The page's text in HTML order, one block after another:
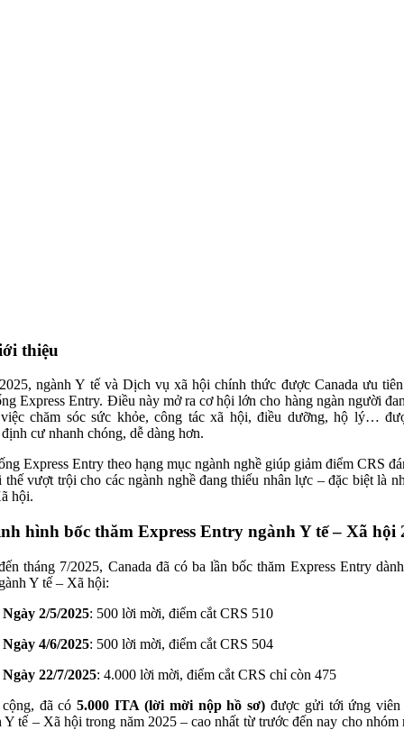
thiệu
ngành Y tế và Dịch vụ xã hội chính thức được Canada ưu
Express Entry. Điều này mở ra cơ hội lớn cho hàng ngàn người
chăm sóc sức khỏe, công tác xã hội, điều dưỡng, hộ lý…
cư nhanh chóng, dễ dàng hơn.
Express Entry theo hạng mục ngành nghề giúp giảm điểm CRS
thế vượt trội cho các ngành nghề đang thiếu nhân lực – đặc biệt là
hội.
hình bốc thăm Express Entry ngành Y tế – Xã hội
tháng 7/2025, Canada đã có ba lần bốc thăm Express Entry
Y tế – Xã hội:
Ngày 2/5/2025: 500 lời mời, điểm cắt CRS 510
Ngày 4/6/2025: 500 lời mời, điểm cắt CRS 504
Ngày 22/7/2025: 4.000 lời mời, điểm cắt CRS chỉ còn 475
cộng, đã có5.000 ITA (lời mời nộp hồ sơ) được gửi tới ứng viên
Y tế – Xã hội trong năm 2025 – cao nhất từ trước đến nay cho nhóm